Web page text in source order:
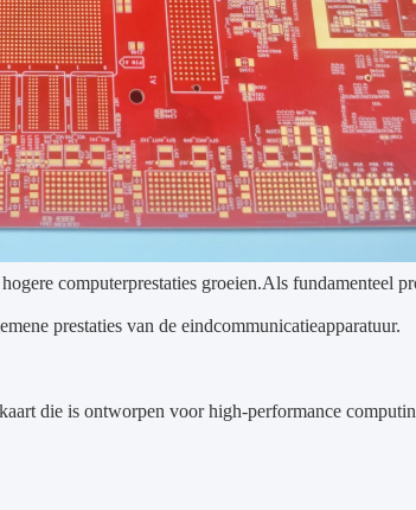
computerprestaties groeien.Als fundamenteel
prestaties van de eindcommunicatieapparatuur.
die is ontworpen voor high-performance